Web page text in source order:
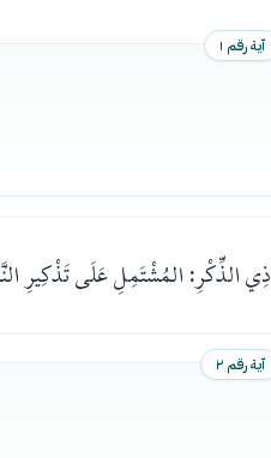
آية رقم ١
ذِي الذِّكْرِ: المُشْتَمِلِ عَلَى تَذْكِيرِ
آية رقم ٢